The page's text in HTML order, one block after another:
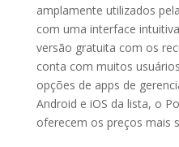
amplamente utilizados
com uma interface
versão gratuita com os
conta com muitos
opções de apps de
Android e iOS da lista, o
oferecem os preços mais